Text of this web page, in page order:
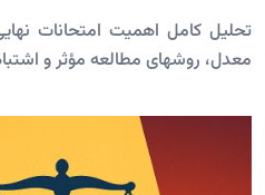
معدل، روشهای مطالعه مؤثر و